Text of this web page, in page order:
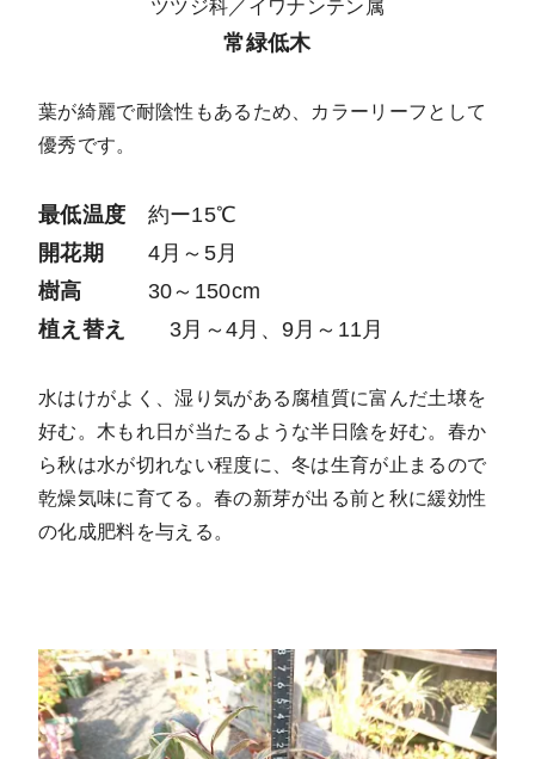
ツツジ科／イワナンテン属
常緑低木
葉が綺麗で耐陰性もあるため、カラーリーフとして
優秀です。
最低温度 約ー15℃
開花期 4月～5月
樹高 30～150cm
植え替え
3月～4月、9月～11月
水はけがよく、湿り気がある腐植質に富んだ土壌を
好む。木もれ日が当たるような半日陰を好む。春か
ら秋は水が切れない程度に、冬は生育が止まるので
乾燥気味に育てる。春の新芽が出る前と秋に緩効性
の化成肥料を与える。